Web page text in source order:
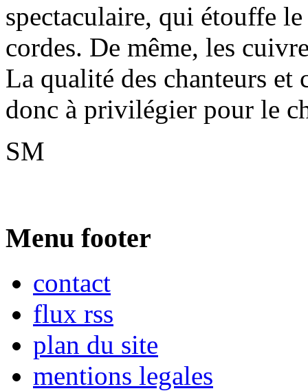
spectaculaire, qui étouffe
cordes. De même, les
La qualité des chanteurs et
donc à privilégier pour le
SM
Menu footer
contact
flux rss
plan du site
mentions legales